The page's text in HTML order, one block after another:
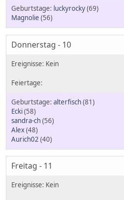
luckyrocky(69)
Magnolie (56)
Donnerstag - 10
alterfisch(81)
Ecki(58)
sandra-ch(56)
Alex(48)
Aurich02 (40)
Freitag - 11